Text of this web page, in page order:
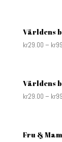
Världens
kr29.00 – kr
Världens
kr29.00 – kr
Fru &